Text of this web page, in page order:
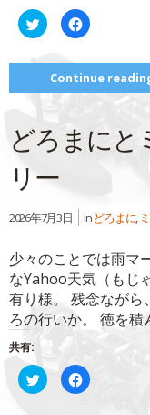
で
開
き
ク
リ
し
て
Twitter
で
(新
し
い
ィ
で
開
ま
す)
Facebook
で
す
る
に
は
ク
ッ
ク
し
(新
ウ
ィ
ン
ド
ウ
で
き
Continue
どろまにと
リー
2026年7月3日 Inどろまに,
少々のことでは雨マ
なYahoo天気（もじ
有り様。 残念なが
ろの行いか。 徳を
共有:
ク
リ
Facebook
で